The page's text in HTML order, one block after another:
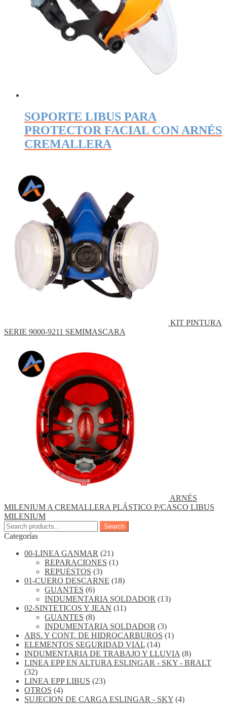
SOPORTE LIBUS PARA
PROTECTOR FACIAL CON ARNÉS
CREMALLERA
KIT PINTURA
SERIE 9000-9211 SEMIMASCARA
ARNÉS
MILENIUM A CREMALLERA PLÁSTICO P/CASCO LIBUS
MILENIUM
Search
for:
Search
Categorías
00-LINEA GANMAR (21)
REPARACIONES (1)
REPUESTOS (3)
01-CUERO DESCARNE (18)
GUANTES (6)
INDUMENTARIA SOLDADOR (13)
02-SINTETICOS Y JEAN (11)
GUANTES (8)
INDUMENTARIA SOLDADOR (3)
ABS. Y CONT. DE HIDROCARBUROS (1)
ELEMENTOS SEGURIDAD VIAL (14)
INDUMENTARIA DE TRABAJO Y LLUVIA (8)
LINEA EPP EN ALTURA ESLINGAR - SKY - BRALT
(32)
LINEA EPP LIBUS (23)
OTROS (4)
SUJECION DE CARGA ESLINGAR - SKY (4)